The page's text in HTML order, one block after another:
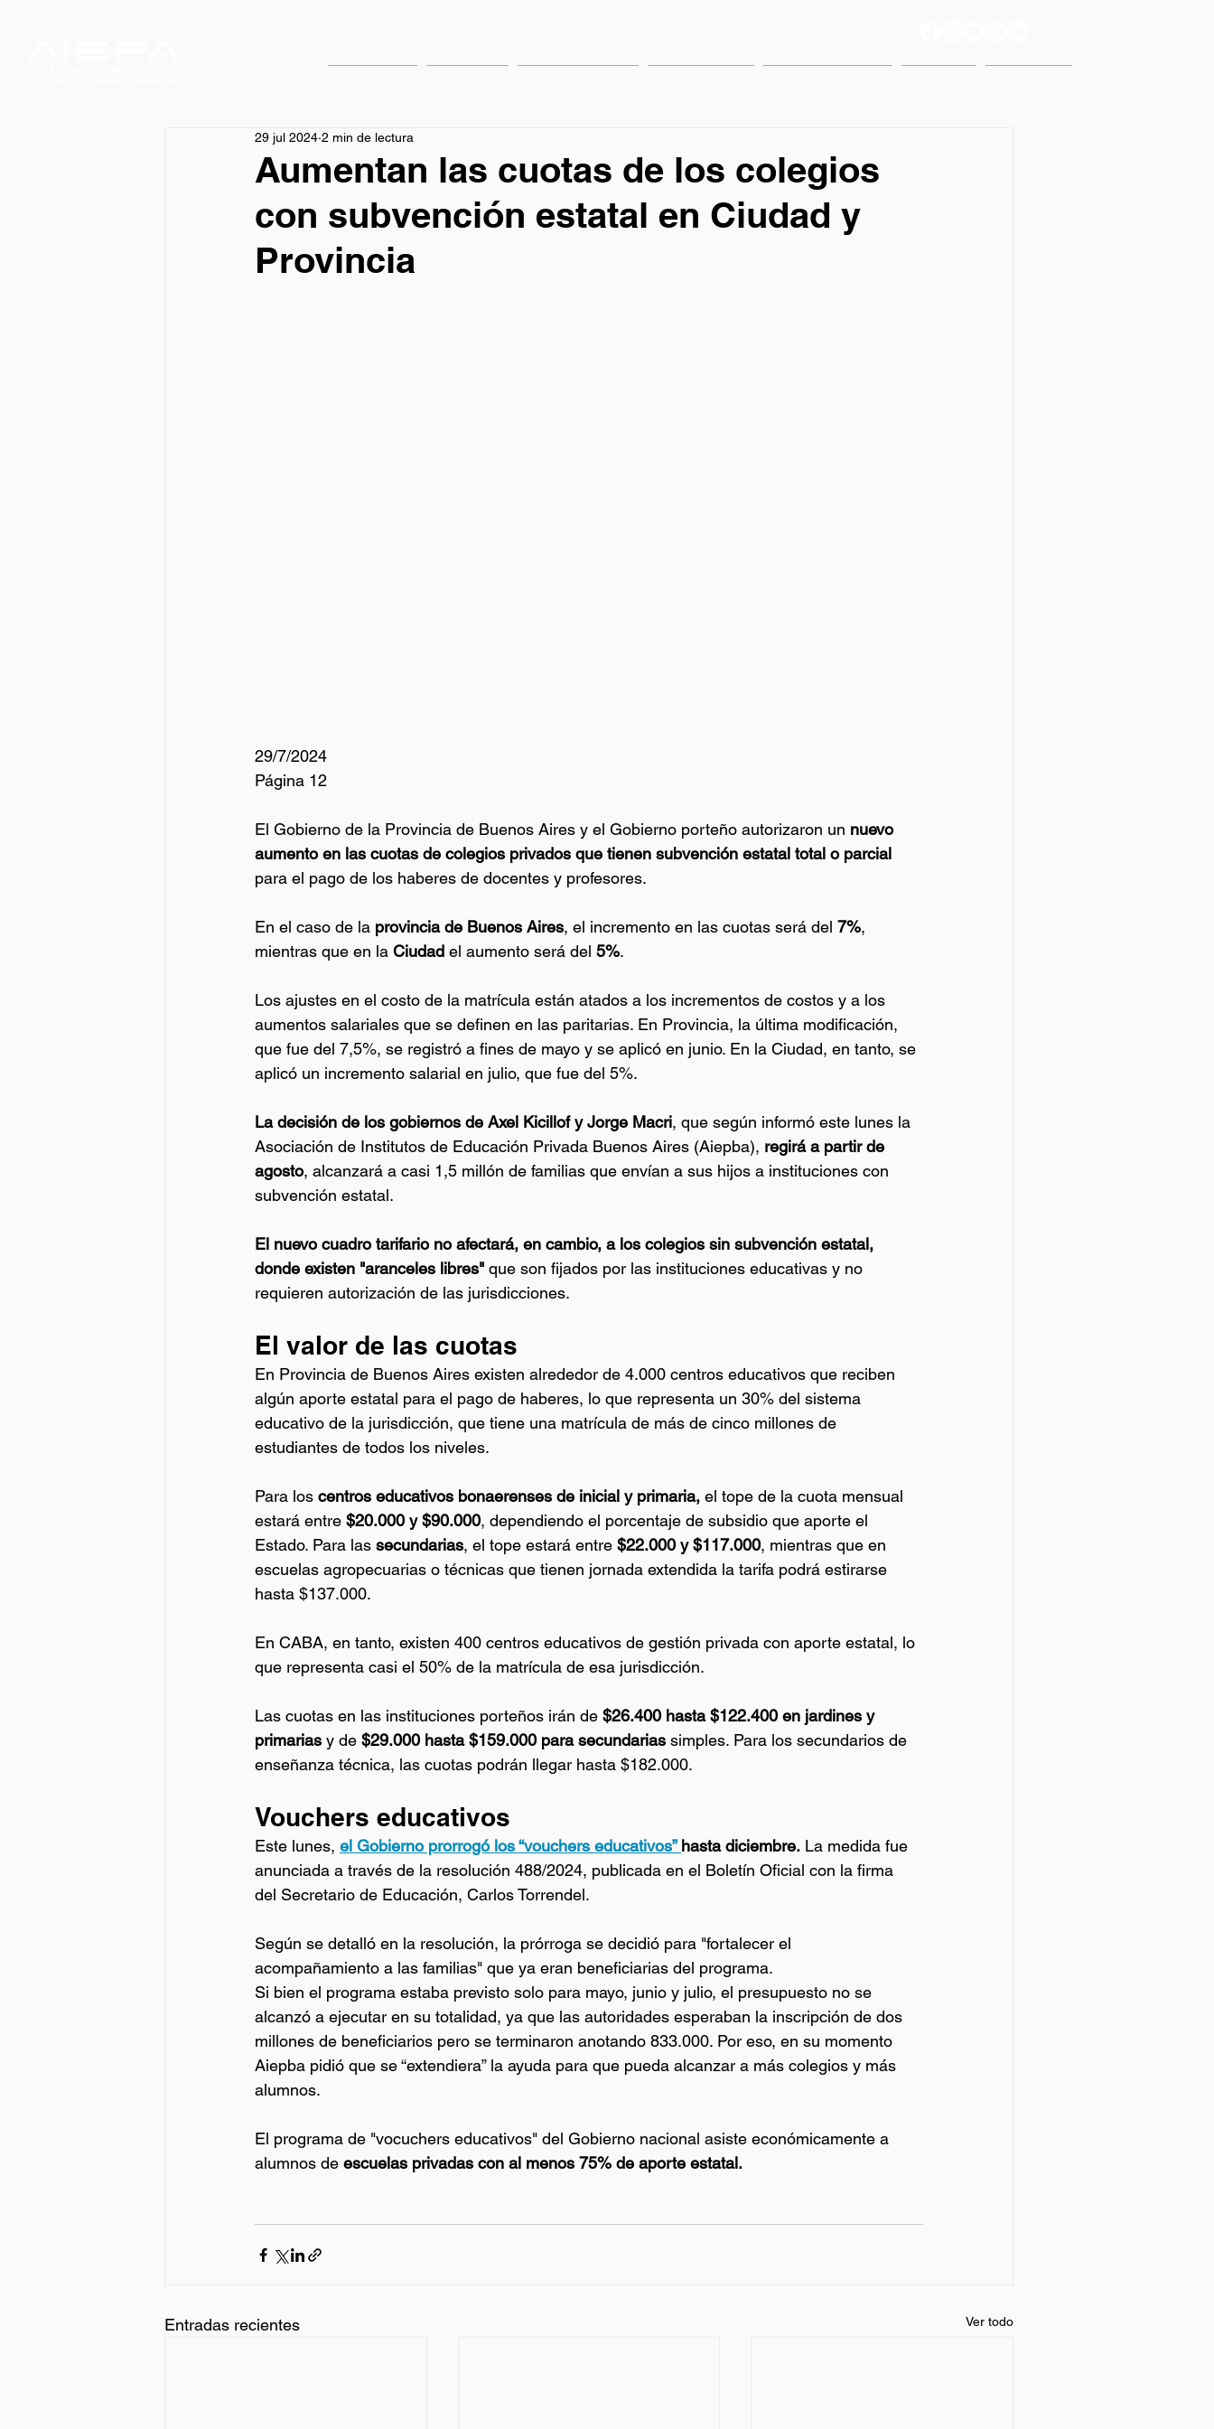
Aumentan las cuotas de los colegios
con subvención estatal en Ciudad y
Provincia
29 jul 2024 2 min de lectura
29/7/2024
Página 12
El Gobierno de la Provincia de Buenos Aires y el Gobierno porteño autorizaron un nuevo
aumento en las cuotas de colegios privados que tienen subvención estatal total o parcial
para el pago de los haberes de docentes y profesores.
En el caso de la provincia de Buenos Aires, el incremento en las cuotas será del 7%,
mientras que en la Ciudad el aumento será del 5%.
Los ajustes en el costo de la matrícula están atados a los incrementos de costos y a los
aumentos salariales que se definen en las paritarias. En Provincia, la última modificación,
que fue del 7,5%, se registró a fines de mayo y se aplicó en junio. En la Ciudad, en tanto, se
aplicó un incremento salarial en julio, que fue del 5%.
La decisión de los gobiernos de Axel Kicillof y Jorge Macri, que según informó este lunes la
Asociación de Institutos de Educación Privada Buenos Aires (Aiepba), regirá a partir de
agosto, alcanzará a casi 1,5 millón de familias que envían a sus hijos a instituciones con
subvención estatal.
El nuevo cuadro tarifario no afectará, en cambio, a los colegios sin subvención estatal,
donde existen "aranceles libres" que son fijados por las instituciones educativas y no
requieren autorización de las jurisdicciones.
El valor de las cuotas
En Provincia de Buenos Aires existen alrededor de 4.000 centros educativos que reciben
algún aporte estatal para el pago de haberes, lo que representa un 30% del sistema
educativo de la jurisdicción, que tiene una matrícula de más de cinco millones de
estudiantes de todos los niveles.
Para los centros educativos bonaerenses de inicial y primaria, el tope de la cuota mensual
estará entre $20.000 y $90.000, dependiendo el porcentaje de subsidio que aporte el
Estado. Para las secundarias, el tope estará entre $22.000 y $117.000, mientras que en
escuelas agropecuarias o técnicas que tienen jornada extendida la tarifa podrá estirarse
hasta $137.000.
En CABA, en tanto, existen 400 centros educativos de gestión privada con aporte estatal, lo
que representa casi el 50% de la matrícula de esa jurisdicción.
Las cuotas en las instituciones porteños irán de $26.400 hasta $122.400 en jardines y
primarias y de $29.000 hasta $159.000 para secundarias simples. Para los secundarios de
enseñanza técnica, las cuotas podrán llegar hasta $182.000.
Vouchers educativos
Este lunes, el Gobierno prorrogó los “vouchers educativos” hasta diciembre. La medida fue
anunciada a través de la resolución 488/2024, publicada en el Boletín Oficial con la firma
del Secretario de Educación, Carlos Torrendel.
Según se detalló en la resolución, la prórroga se decidió para "fortalecer el
acompañamiento a las familias" que ya eran beneficiarias del programa.
Si bien el programa estaba previsto solo para mayo, junio y julio, el presupuesto no se
alcanzó a ejecutar en su totalidad, ya que las autoridades esperaban la inscripción de dos
millones de beneficiarios pero se terminaron anotando 833.000. Por eso, en su momento
Aiepba pidió que se “extendiera” la ayuda para que pueda alcanzar a más colegios y más
alumnos.
El programa de "vocuchers educativos" del Gobierno nacional asiste económicamente a
alumnos de escuelas privadas con al menos 75% de aporte estatal.
Entradas recientes Ver todo